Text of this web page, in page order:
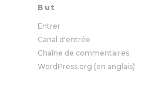
But
Entrer
Canal d'entrée
Chaîne de commentaires
WordPress.org (en anglais)